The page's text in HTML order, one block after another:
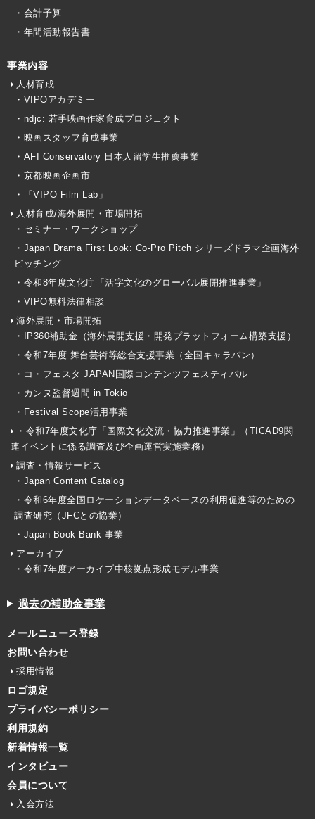
・会計予算
・年間活動報告書
事業内容
人材育成
・VIPOアカデミー
・ndjc: 若手映画作家育成プロジェクト
・映画スタッフ育成事業
・AFI Conservatory 日本人留学生推薦事業
・京都映画企画市
・「VIPO Film Lab」
人材育成/海外展開・市場開拓
・セミナー・ワークショップ
・Japan Drama First Look: Co-Pro Pitch シリーズドラマ企画海外
ピッチング
・令和8年度文化庁「活字文化のグローバル展開推進事業」
・VIPO無料法律相談
海外展開・市場開拓
・IP360補助金（海外展開支援・開発プラットフォーム構築支援）
・令和7年度 舞台芸術等総合支援事業（全国キャラバン）
・コ・フェスタ JAPAN国際コンテンツフェスティバル
・カンヌ監督週間 in Tokio
・Festival Scope活用事業
・令和7年度文化庁「国際文化交流・協力推進事業」（TICAD9関
連イベントに係る調査及び企画運営実施業務）
調査・情報サービス
・Japan Content Catalog
・令和6年度全国ロケーションデータベースの利用促進等のための
調査研究（JFCとの協業）
・Japan Book Bank 事業
アーカイブ
・令和7年度アーカイブ中核拠点形成モデル事業
過去の補助金事業
メールニュース登録
お問い合わせ
採用情報
ロゴ規定
プライバシーポリシー
利用規約
新着情報一覧
インタビュー
会員について
入会方法